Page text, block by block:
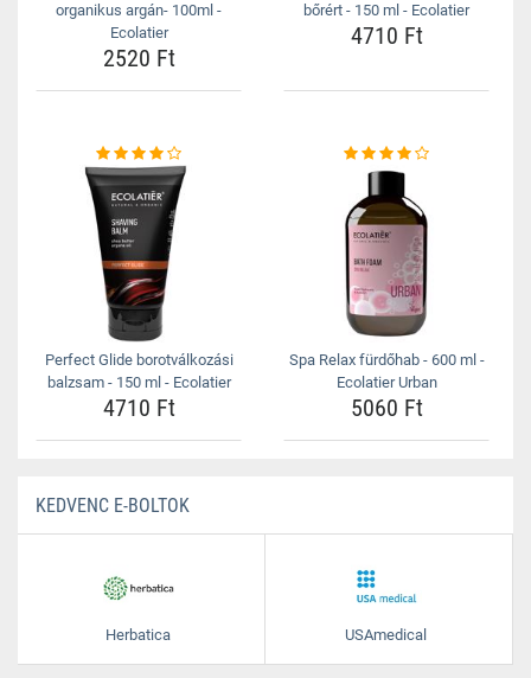
organikus argán- 100ml -
Ecolatier
2520 Ft
bőrért - 150 ml - Ecolatier
4710 Ft
Perfect Glide borotválkozási
balzsam - 150 ml - Ecolatier
4710 Ft
Spa Relax fürdőhab - 600 ml -
Ecolatier Urban
5060 Ft
KEDVENC E-BOLTOK
Herbatica USAmedical